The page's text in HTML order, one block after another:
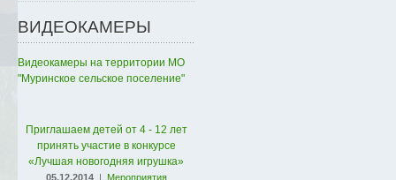
ВИДЕОКАМЕРЫ
Видеокамеры на территории МО
"Муринское сельское поселение"
Приглашаем детей от 4 - 12 лет
принять участие в конкурсе
«Лучшая новогодняя игрушка»
05.12.2014 | Мероприятия